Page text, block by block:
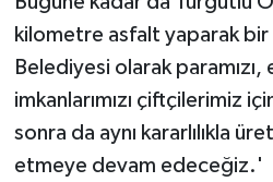
kilometre asfalt yaparak bir
Belediyesi olarak
imkanlarımızı çiftçilerimiz
sonra da aynı kararlılıkla
etmeye devam edeceğiz.'